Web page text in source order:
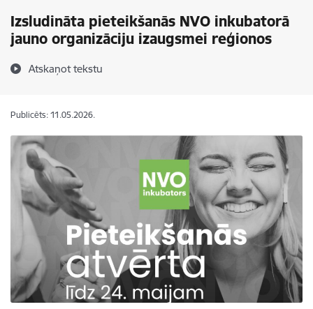
Izsludināta pieteikšanās NVO inkubatorā
jauno organizāciju izaugsmei reģionos
Atskaņot tekstu
Publicēts: 11.05.2026.